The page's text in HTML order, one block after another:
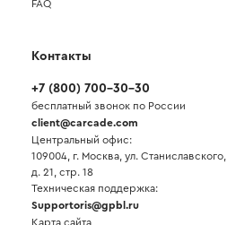
FAQ
Контакты
+7 (800) 700-30-30
бесплатный звонок по России
client@carcade.com
Центральный офис:
109004, г. Москва, ул. Станиславского,
д. 21, стр. 18
Техническая поддержка:
Supportoris@gpbl.ru
Карта сайта